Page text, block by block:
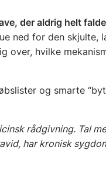
der aldrig helt
ned for den skjulte,
hvilke
og smarte
rådgivning.
har kronisk